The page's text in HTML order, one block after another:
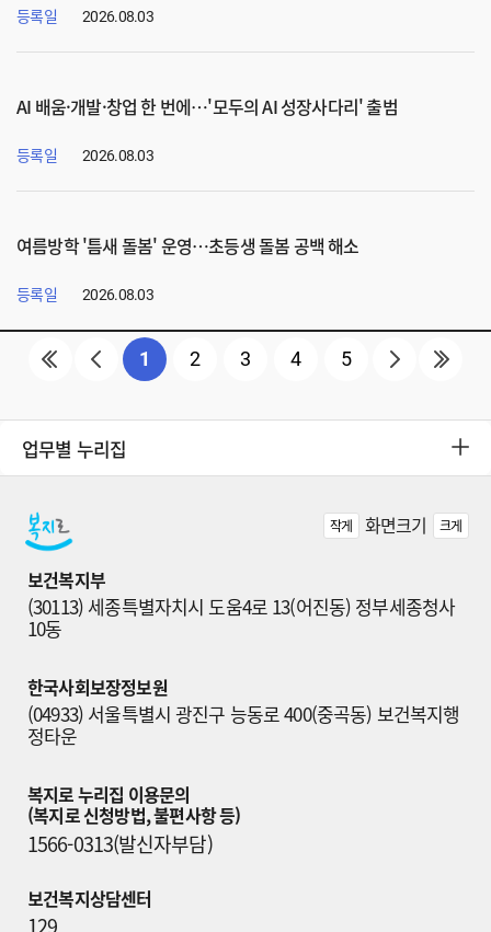
등록일 2026.08.03
AI 배움·개발·창업 한 번에…'모두의 AI 성장사다리' 출범
등록일 2026.08.03
여름방학 '틈새 돌봄' 운영…초등생 돌봄 공백 해소
등록일 2026.08.03
1 2 3 4 5
업무별 누리집
작게 화면크기 크게
보건복지부
(30113) 세종특별자치시 도움4로 13(어진동) 정부세종청사
10동
한국사회보장정보원
(04933) 서울특별시 광진구 능동로 400(중곡동) 보건복지행
정타운
복지로 누리집 이용문의
(복지로 신청방법, 불편사항 등)
1566-0313(발신자부담)
보건복지상담센터
129